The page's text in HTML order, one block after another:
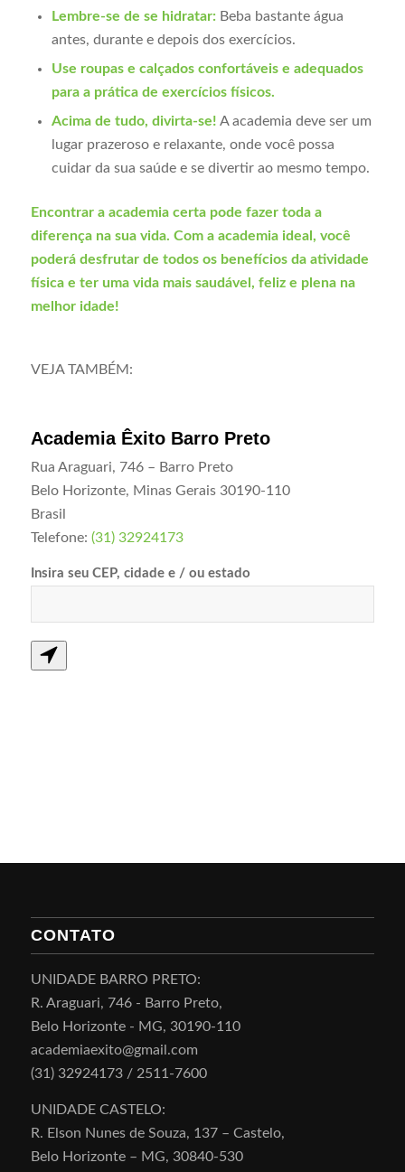
Lembre-se de se hidratar:Beba bastante água
antes, durante e depois dos exercícios.
Use roupas e calçados confortáveis e adequados
para a prática de exercícios físicos.
Acima de tudo, divirta-se! A academia deve ser um
lugar prazeroso e relaxante, onde você possa
cuidar da sua saúde e se divertir ao mesmo tempo.
Encontrar a academia certa pode fazer toda a
diferença na sua vida. Com a academia ideal, você
poderá desfrutar de todos os benefícios da atividade
física e ter uma vida mais saudável, feliz e plena na
melhor idade!
VEJA TAMBÉM:
Academia Êxito Barro Preto
Rua Araguari, 746 – Barro Preto
Belo Horizonte, Minas Gerais 30190-110
Brasil
Telefone: (31) 32924173
Insira seu CEP, cidade e / ou estado
CONTATO
UNIDADE BARRO PRETO:
R. Araguari, 746 - Barro Preto,
Belo Horizonte - MG, 30190-110
academiaexito@gmail.com
(31) 32924173 / 2511-7600
UNIDADE CASTELO:
R. Elson Nunes de Souza, 137 – Castelo,
Belo Horizonte – MG, 30840-530